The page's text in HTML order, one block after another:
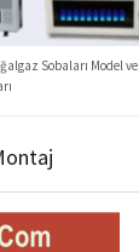
Sobaları Model ve